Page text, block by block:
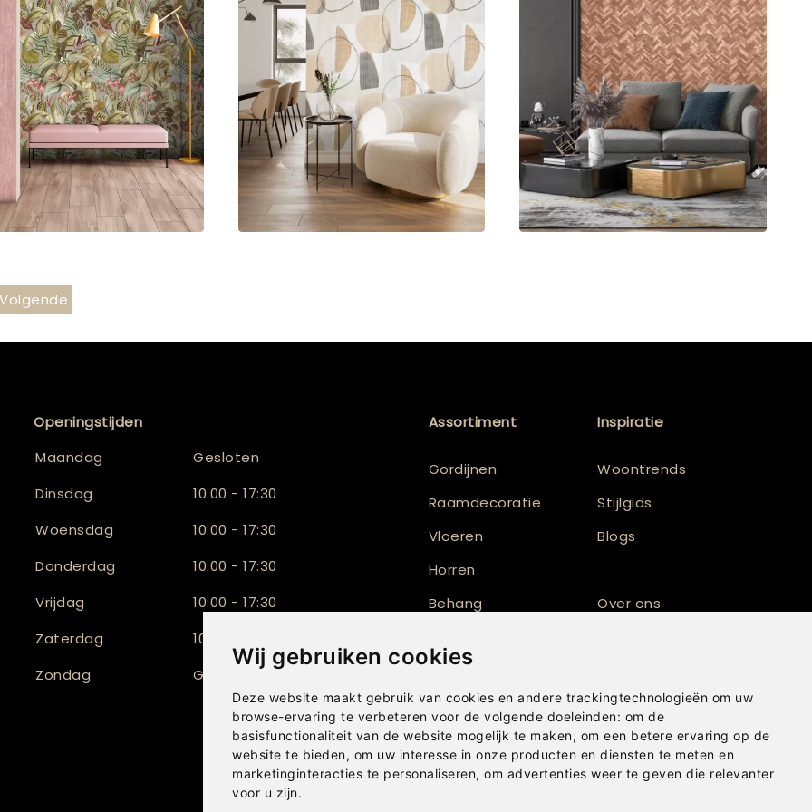
Wij gebruiken cookies
Deze website maakt gebruik van cookies en andere trackingtechnologieën om uw
browse-ervaring te verbeteren voor de volgende doeleinden: om de
basisfunctionaliteit van de website mogelijk te maken, om een betere ervaring op de
website te bieden, om uw interesse in onze producten en diensten te meten en
marketinginteracties te personaliseren, om advertenties weer te geven die relevanter
voor u zijn.
Volgende
Openingstijden
Maandag
Gesloten
Dinsdag
10:00 - 17:30
Woensdag
10:00 - 17:30
Donderdag
10:00 - 17:30
Vrijdag
10:00 - 17:30
Zaterdag
10:00 - 16:30
Zondag
Gesloten
Assortiment
Gordijnen
Raamdecoratie
Vloeren
Horren
Behang
Shutters
Inspiratie
Woontrends
Stijlgids
Blogs
Over ons